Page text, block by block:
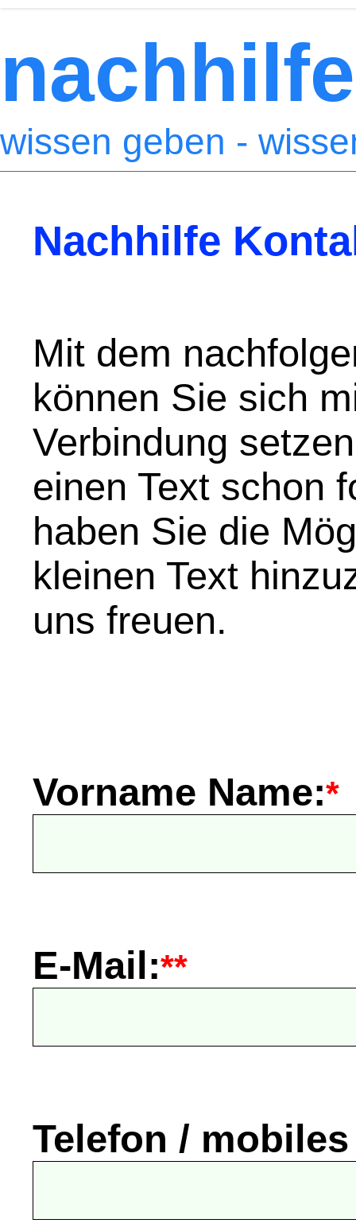
wissen geben -
Nachhilfe
Mit dem
können Sie sich
Verbindung
einen Text schon
haben Sie die
kleinen Text
uns freuen.
Vorname Name:*
E-Mail:**
Telefon /